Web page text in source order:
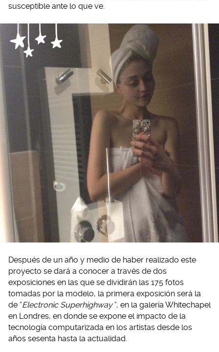
susceptible ante lo que ve.
Después de un año y medio de haber realizado este
proyecto se dará a conocer a través de dos
exposiciones en las que se dividirán las 175 fotos
tomadas por la modelo, la primera exposición será la
de “Electronic Superhighway “, en la galería Whitechapel
en Londres, en donde se expone el impacto de la
tecnología computarizada en los artistas desde los
años sesenta hasta la actualidad.